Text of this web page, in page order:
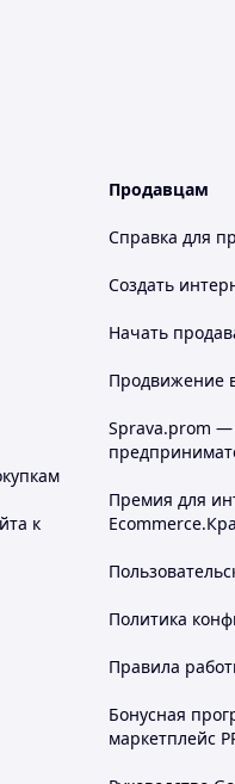
к
Продавцам
Справка для
Создать
Начать
Продвижение
Sprava.prom —
Премия для
Политика
Правила
Бонусная
маркетплейс